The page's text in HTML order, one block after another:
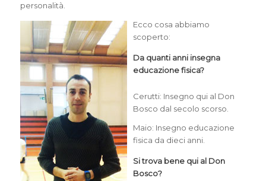
personalità.
Ecco cosa abbiamo
scoperto:
Da quanti anni insegna
educazione fisica?
Cerutti: Insegno qui al Don
Bosco dal secolo scorso.
Maio: Insegno educazione
fisica da dieci anni.
Si trova bene qui al Don
Bosco?